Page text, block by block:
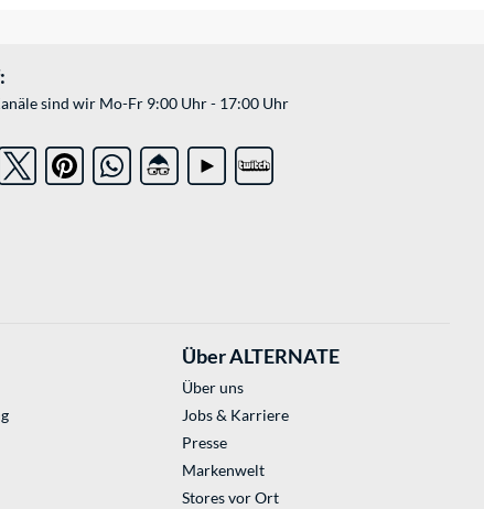
sind wir Mo-Fr 9:00 Uhr - 17:00 Uhr
Über ALTERNATE
Über uns
Jobs & Karriere
Presse
Markenwelt
Stores vor Ort